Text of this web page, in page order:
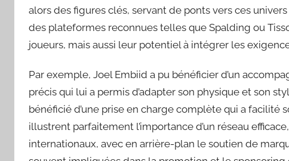
alors des figures clés, servant de ponts vers ces
des plateformes reconnues telles que Spalding ou
joueurs, mais aussi leur potentiel à intégrer les
Par exemple, Joel Embiid a pu bénéficier d’un
précis qui lui a permis d’adapter son physique et son
bénéficié d’une prise en charge complète qui a
illustrent parfaitement l’importance d’un réseau
internationaux, avec en arrière-plan le soutien de